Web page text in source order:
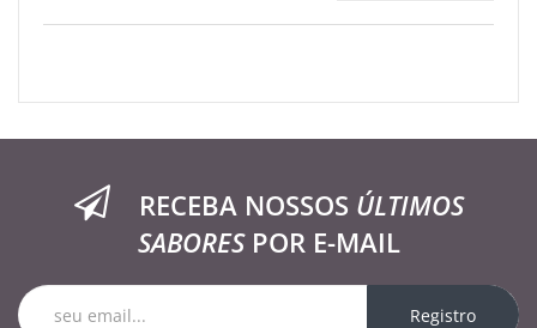
RECEBA NOSSOS ÚLTIMOS
SABORESPOR E-MAIL
Registro